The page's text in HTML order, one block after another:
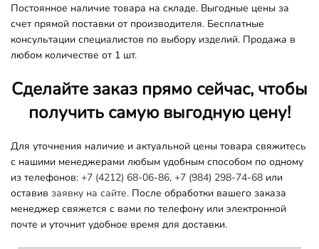
Постоянное наличие товара на складе. Выгодные цены за
счет прямой поставки от производителя. Бесплатные
консультации специалистов по выбору изделий. Продажа в
любом количестве от 1 шт.
Сделайте заказ прямо сейчас, чтобы
получить самую выгодную цену!
Для уточнения наличие и актуальной цены товара свяжитесь
с нашими менеджерами любым удобным способом по одному
из телефонов: +7 (4212) 68-06-86, +7 (984) 298-74-68 или
оставив заявку на сайте. После обработки вашего заказа
менеджер свяжется с вами по телефону или электронной
почте и уточнит удобное время для доставки.